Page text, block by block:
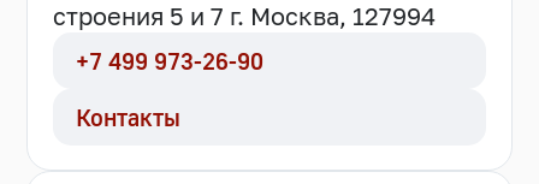
строения 5 и 7 г. Москва, 127994
+7 499 973-26-90
Контакты